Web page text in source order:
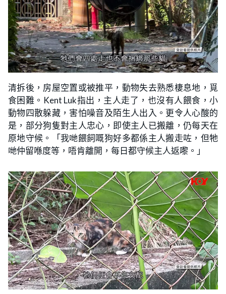
清拆後，房屋空置或被推平，動物失去熟悉棲息地，覓
食困難。Kent Luk指出，主人走了，也沒有人餵食，小
動物四散躲藏，害怕噪音及陌生人出入。更令人心酸的
是，部分狗隻對主人忠心，即使主人已搬離，仍每天在
原地守候。「我哋餵飼嘅狗好多都係主人搬走咗，但牠
哋仲留喺度等，唔肯離開，每日都守候主人返嚟。」